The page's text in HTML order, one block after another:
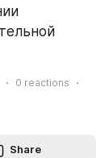
0 reactions
Share